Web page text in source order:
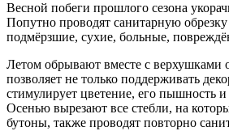
Весной побеги прошлого сезона
Попутно проводят санитарную
подмёрзшие, сухие, больные,
Летом обрывают вместе с верхушками
позволяет не только поддерживать
стимулирует цветение, его пышность
Осенью вырезают все стебли, на
бутоны, также проводят повторно